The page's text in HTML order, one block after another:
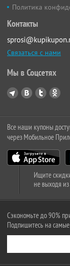
Политика
Контакты
Связаться с нами
Мы в Соцсетях
Все наши купоны
через Мобильное
Ищите
не выходя из
Сэкономьте до 90%
Подпишитесь на